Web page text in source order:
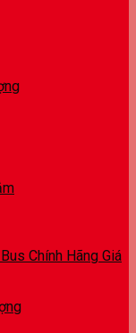
Chính Hãng Giá